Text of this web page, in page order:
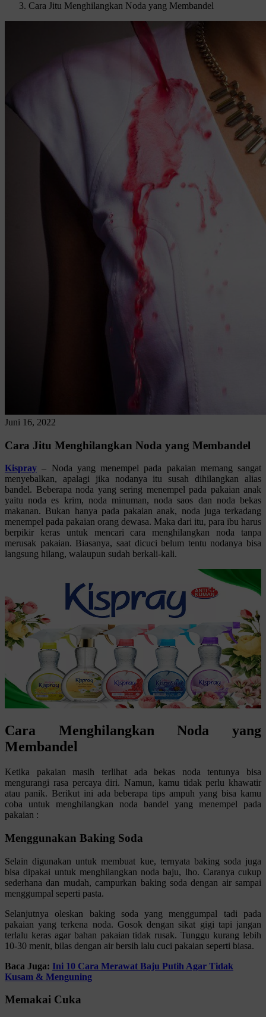
Cara Jitu Menghilangkan Noda yang Membandel
Juni 16, 2022
Cara Jitu Menghilangkan Noda yang Membandel
Kispray – Noda yang menempel pada pakaian memang sangat
menyebalkan, apalagi jika nodanya itu susah dihilangkan alias
bandel. Beberapa noda yang sering menempel pada pakaian anak
yaitu noda es krim, noda minuman, noda saos dan noda bekas
makanan. Bukan hanya pada pakaian anak, noda juga terkadang
menempel pada pakaian orang dewasa. Maka dari itu, para ibu harus
berpikir keras untuk mencari cara menghilangkan noda tanpa
merusak pakaian. Biasanya, saat dicuci belum tentu nodanya bisa
langsung hilang, walaupun sudah berkali-kali.
Cara Menghilangkan Noda yang
Membandel
Ketika pakaian masih terlihat ada bekas noda tentunya bisa
mengurangi rasa percaya diri. Namun, kamu tidak perlu khawatir
atau panik. Berikut ini ada beberapa tips ampuh yang bisa kamu
coba untuk menghilangkan noda bandel yang menempel pada
pakaian :
Menggunakan Baking Soda
Selain digunakan untuk membuat kue, ternyata baking soda juga
bisa dipakai untuk menghilangkan noda baju, lho. Caranya cukup
sederhana dan mudah, campurkan baking soda dengan air sampai
menggumpal seperti pasta.
Selanjutnya oleskan baking soda yang menggumpal tadi pada
pakaian yang terkena noda. Gosok dengan sikat gigi tapi jangan
terlalu keras agar bahan pakaian tidak rusak. Tunggu kurang lebih
10-30 menit, bilas dengan air bersih lalu cuci pakaian seperti biasa.
Baca Juga: Ini 10 Cara Merawat Baju Putih Agar Tidak
Kusam & Menguning
Memakai Cuka